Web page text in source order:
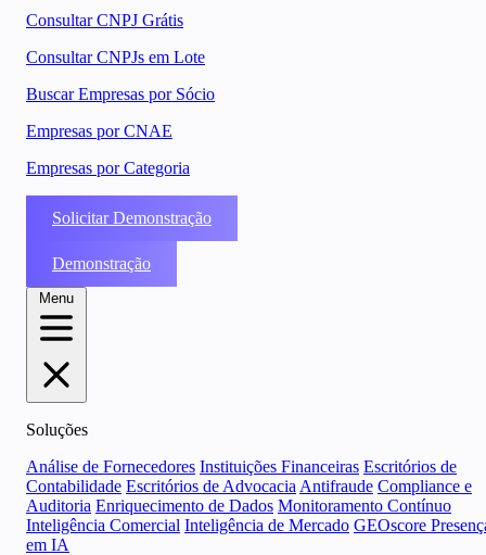
Consultar CNPJ Grátis
Consultar CNPJs em Lote
Buscar Empresas por Sócio
Empresas por CNAE
Empresas por Categoria
Solicitar Demonstração
Demonstração
Menu
Soluções
Análise de Fornecedores Instituições Financeiras Escritórios de
Contabilidade Escritórios de Advocacia Antifraude Compliance e
Auditoria Enriquecimento de Dados Monitoramento Contínuo
Inteligência Comercial Inteligência de Mercado GEOscore
em IA